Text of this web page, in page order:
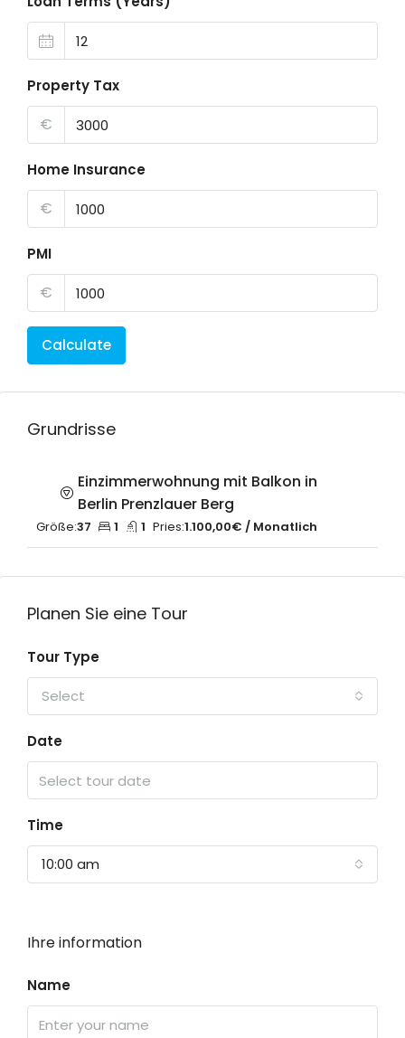
Property Tax
€
Home Insurance
€
PMI
€
Calculate
Grundrisse
Einzimmerwohnung mit Balkon in
Berlin Prenzlauer Berg
Größe:37 1 1 Pries:1.100,00€ / Monatlich
Planen Sie eine Tour
Tour Type
Select
Date
Time
10:00 am
Ihre information
Name